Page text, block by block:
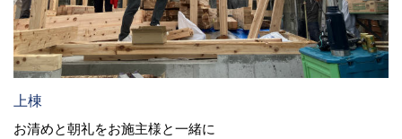
上棟
お清めと朝礼をお施主様と一緒に